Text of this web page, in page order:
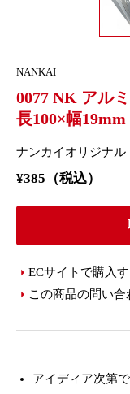
NANKAI
0077 NK アル
長100×幅
ナンカイオリジナル
¥385（税込）
ECサイトで購入す
この商品の問い合
アイディア次第